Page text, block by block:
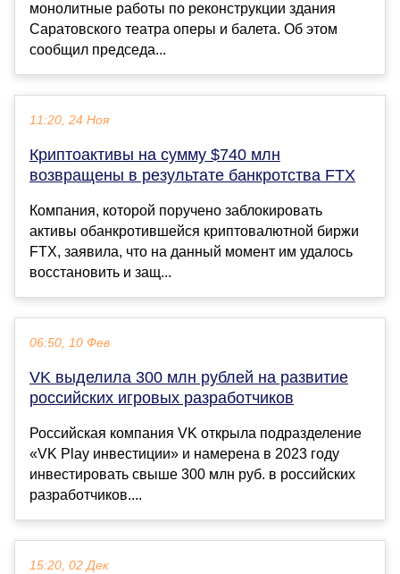
монолитные работы по реконструкции здания
Саратовского театра оперы и балета. Об этом
сообщил председа...
11:20, 24 Ноя
Криптоактивы на сумму $740 млн
возвращены в результате банкротства FTX
Компания, которой поручено заблокировать
активы обанкротившейся криптовалютной биржи
FTX, заявила, что на данный момент им удалось
восстановить и защ...
06:50, 10 Фев
VK выделила 300 млн рублей на развитие
российских игровых разработчиков
Российская компания VK открыла подразделение
«VK Play инвестиции» и намерена в 2023 году
инвестировать свыше 300 млн руб. в российских
разработчиков....
15:20, 02 Дек